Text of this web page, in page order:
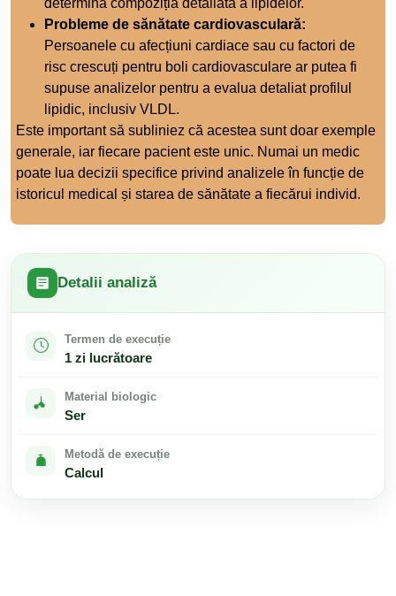
Probleme de sănătate cardiovasculară:
Persoanele cu afecțiuni cardiace sau cu factori de
risc crescuți pentru boli cardiovasculare ar putea fi
supuse analizelor pentru a evalua detaliat profilul
lipidic, inclusiv VLDL.
Este important să subliniez că acestea sunt doar exemple
generale, iar fiecare pacient este unic. Numai un medic
poate lua decizii specifice privind analizele în funcție de
istoricul medical și starea de sănătate a fiecărui individ.
Detalii analiză
Termen de execuție
1 zi lucrătoare
Material biologic
Ser
Metodă de execuție
Calcul